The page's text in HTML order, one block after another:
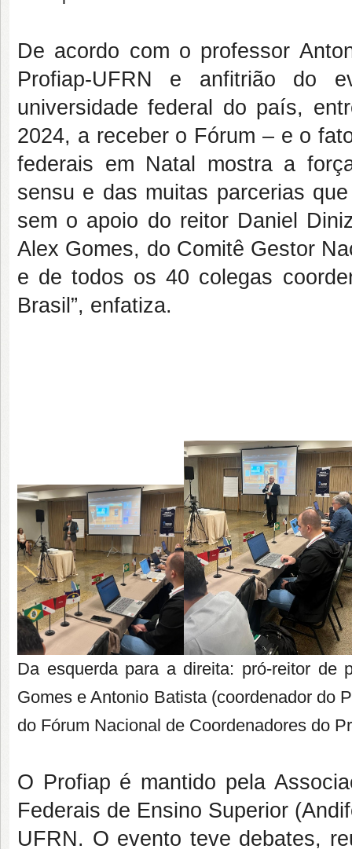
De acordo com o professor
Profiap-UFRN e anfitrião do
universidade federal do país,
2024, a receber o Fórum – e o
federais em Natal mostra a
sensu e das muitas parcerias
sem o apoio do reitor Daniel
Alex Gomes, do Comitê Gestor
e de todos os 40 colegas
Brasil”, enfatiza.
Da esquerda para a direita: pró-reitor de
Gomes e Antonio Batista (coordenador do
do Fórum Nacional de Coordenadores do
O Profiap é mantido pela
Federais de Ensino Superior
UFRN. O evento teve debates,